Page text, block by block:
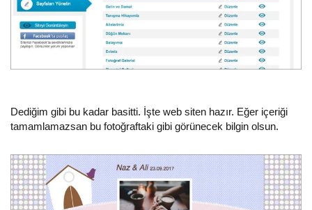
Dediğim gibi bu kadar basitti. İşte web siten hazır. Eğer içeriği
tamamlamazsan bu fotoğraftaki gibi görünecek bilgin olsun.